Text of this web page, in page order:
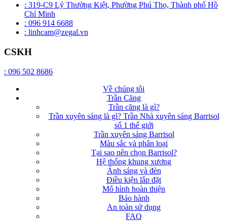
: 319-C9 Lý Thường Kiệt, Phường Phú Thọ, Thành phố Hồ
Chí Minh
: 096 914 6688
: linhcam@zegal.vn
CSKH
: 096 502 8686
Về chúng tôi
Trần Căng
Trần căng là gì?
Trần xuyên sáng là gì? Trần Nhà xuyên sáng Barrisol
số 1 thế giới
Trần xuyên sáng Barrisol
Màu sắc và phân loại
Tại sao nên chọn Barrisol?
Hệ thống khung xương
Ánh sáng và đèn
Điều kiện lắp đặt
Mô hình hoàn thiện
Bảo hành
An toàn sử dụng
FAQ